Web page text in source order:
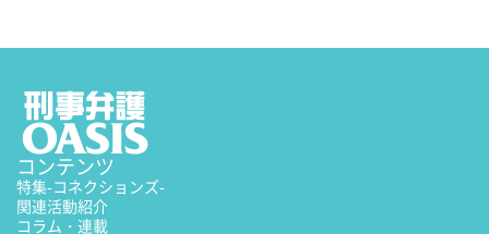
コンテンツ
特集-コネクションズ-
関連活動紹介
コラム・連載